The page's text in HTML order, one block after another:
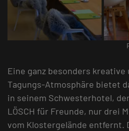
Eine ganz besonders
Tagungs-Atmosphäre bietet
in seinem Schwesterhotel,
LÖSCH für Freunde, nur drei
vom Klostergelände entfernt.